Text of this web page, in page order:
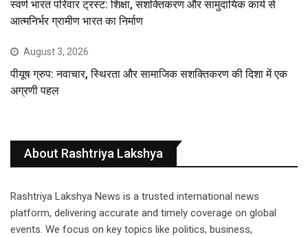
स्वर्ण भारत परिवार ट्रस्ट: शिक्षा, सशक्तिकरण और सामुदायिक कार्य से
आत्मनिर्भर ग्रामीण भारत का निर्माण
August 3, 2026
पीयूष ग्रुप: नवाचार, स्थिरता और सामाजिक सशक्तिकरण की दिशा में एक
अग्रणी पहल
About Rashtriya Lakshya
Rashtriya Lakshya News is a trusted international news
platform, delivering accurate and timely coverage on global
events. We focus on key topics like politics, business,